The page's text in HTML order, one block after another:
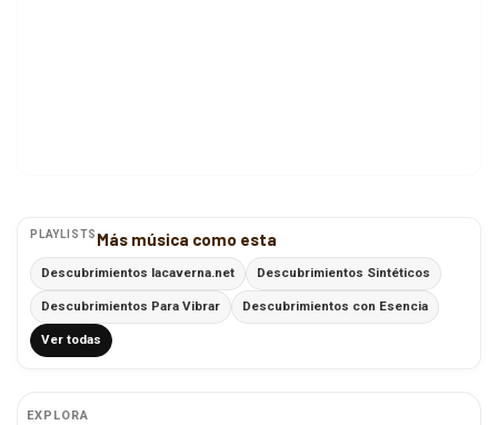
PLAYLISTS Más música como esta
Descubrimientos lacaverna.net Descubrimientos Sintéticos
Descubrimientos Para Vibrar Descubrimientos con Esencia
Ver todas
EXPLORA